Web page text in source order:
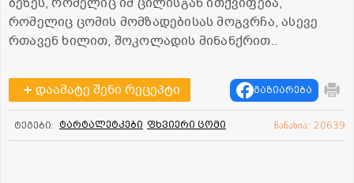
რომელიც ცომის მომზადებისას მოგვრჩა, ასევე
რთავენ ხილით, შოკოლადის მინანქრით..
დაამატე შენი რეცეპტი გაზიარება
ტეგები: ტარტალეტკები ფხვიერი ცომი ნანახია: 20639